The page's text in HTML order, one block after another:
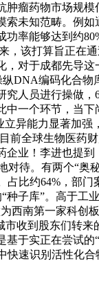
瘤药物市场规
未知范畴。例
率能够达到约
该打算旨正
对于成都先导
DNA编码化合
人员进行操做
一个环节，当
异能力显著加
全球生物医药
业！李进也提
待。有两个“
比约64%，部
子库”。高于
西南第一家科
收到股东们转
于实正在尝试
速识别活性化合